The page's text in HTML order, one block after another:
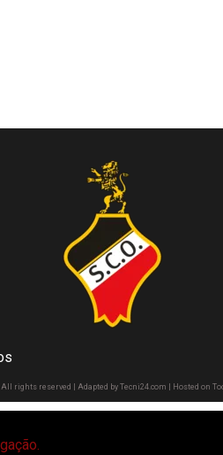
rights reserved | Adapted by Tecni24.com | Hosted on